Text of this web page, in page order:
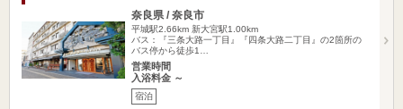
奈良県 / 奈良市
平城駅2.66km 新大宮駅1.00km
バス：『三条大路一丁目』『四条大路二丁目』の2箇所の
バス停から徒歩1…
営業時間
入浴料金 ～
宿泊